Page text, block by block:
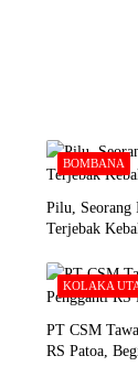
BOMBANA
Pilu, Seorang
Terjebak
KOLAKA
PT CSM
RS Patoa,